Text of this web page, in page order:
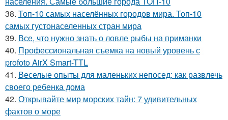
38. Топ-10 самых населённых городов мира. Топ-10
самых густонаселенных стран мира
39. Все, что нужно знать о ловле рыбы на приманки
40. Профессиональная съемка на новый уровень с
profoto AirX Smart-TTL
41. Веселые опыты для маленьких непосед: как развлечь
своего ребенка дома
42. Открывайте мир морских тайн: 7 удивительных
фактов о море